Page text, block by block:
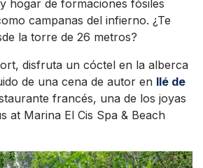
hogar de formaciones fósiles
campanas del infierno. ¿Te
la torre de 26 metros?
disfruta un cóctel en la alberca
de una cena de autor en Ilé de
francés, una de los joyas
at Marina El Cis Spa & Beach